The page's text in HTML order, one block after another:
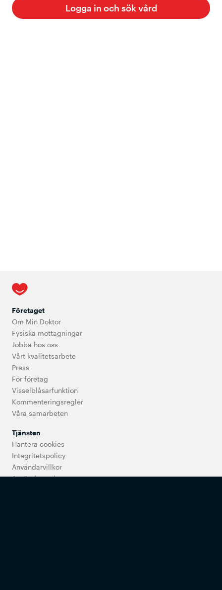
Logga in och sök vård
Företaget
Om Min Doktor
Fysiska mottagningar
Jobba hos oss
Vårt kvalitetsarbete
Press
För företag
Visselblåsarfunktion
Kommenteringsregler
Våra samarbeten
Tjänsten
Hantera cookies
Integritetspolicy
Användarvillkor
Användarregler